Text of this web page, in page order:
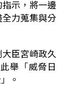
示，將一邊
力蒐集與分
臣宮崎政久
舉「威脅日
。